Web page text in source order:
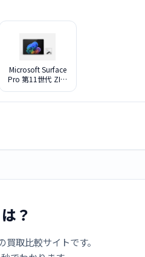
Microsoft Surface
Pro 第11世代 ZID-
？
買取比較サイトです。